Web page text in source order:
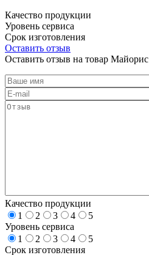
Качество продукции
Уровень сервиса
Срок изготовления
Оставить отзыв
Оставить отзыв на товар Майорис
Качество продукции
1
2 3 4
5
Уровень сервиса
1
2 3 4
5
Срок изготовления